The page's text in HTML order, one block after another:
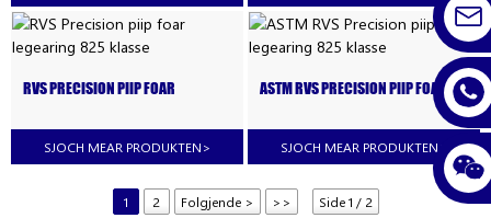
RVS PRECISION PIIP FOAR
SJOCH MEAR PRODUKTEN>
ASTM RVS PRECISION PIIP FOAR
SJOCH MEAR PRODUKTEN
1 2 Folgjende > >> Side 1 / 2